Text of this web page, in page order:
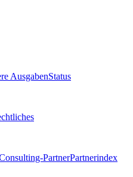
AusgabenStatus
PartnerPartnerindex